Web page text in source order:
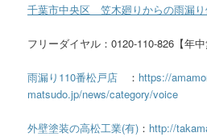
千葉市中央区 笠木廻りからの雨漏り
フリーダイヤル：0120-110-826【年
雨漏り110番松戸店 ： https://
matsudo.jp/news/category/voice
外壁塗装の高松工業(有) ： http://